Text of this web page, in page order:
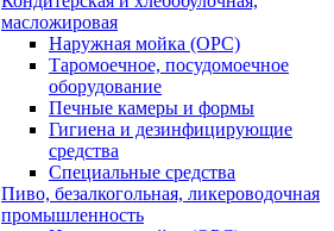
масложировая
Наружная мойка (ОРС)
Таромоечное, посудомоечное
оборудование
Печные камеры и формы
Гигиена и дезинфицирующие
средства
Специальные средства
Пиво, безалкогольная, ликероводочная
промышленность